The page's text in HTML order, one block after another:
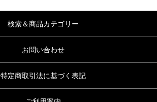
検索＆商品カテゴリー
お問い合わせ
特定商取引法に基づく表記